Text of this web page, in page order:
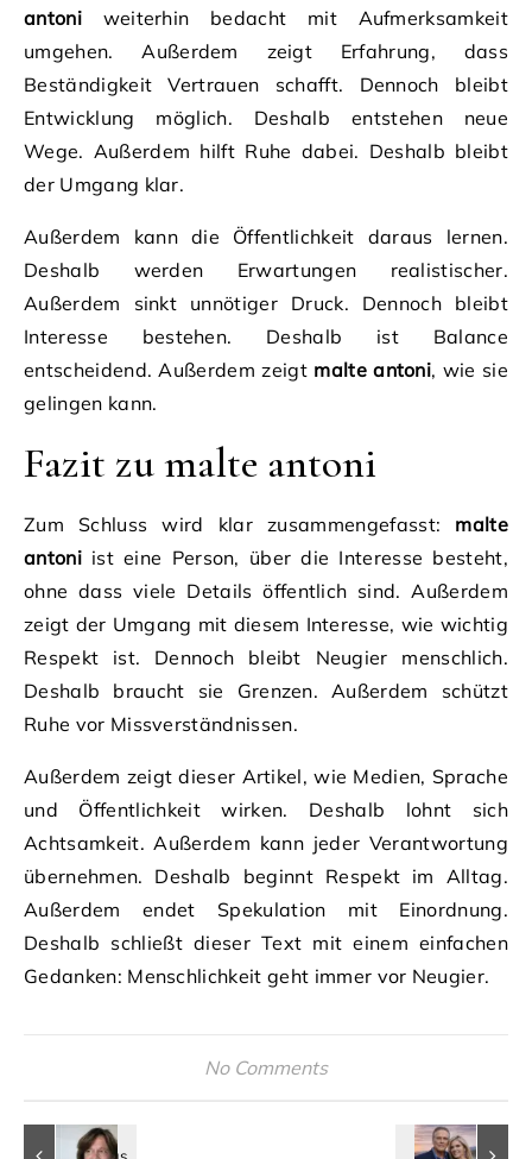
antoniweiterhin bedacht mit Aufmerksamkeit
umgehen. Außerdem zeigt Erfahrung, dass
Beständigkeit Vertrauen schafft. Dennoch bleibt
Entwicklung möglich. Deshalb entstehen neue
Wege. Außerdem hilft Ruhe dabei. Deshalb bleibt
der Umgang klar.
Außerdem kann die Öffentlichkeit daraus lernen.
Deshalb werden Erwartungen realistischer.
Außerdem sinkt unnötiger Druck. Dennoch bleibt
Interesse bestehen. Deshalb ist Balance
entscheidend. Außerdem zeigt malte antoni, wie sie
gelingen kann.
Fazit zu malte antoni
Zum Schluss wird klar zusammengefasst: malte
antoniist eine Person, über die Interesse besteht,
ohne dass viele Details öffentlich sind. Außerdem
zeigt der Umgang mit diesem Interesse, wie wichtig
Respekt ist. Dennoch bleibt Neugier menschlich.
Deshalb braucht sie Grenzen. Außerdem schützt
Ruhe vor Missverständnissen.
Außerdem zeigt dieser Artikel, wie Medien, Sprache
und Öffentlichkeit wirken. Deshalb lohnt sich
Achtsamkeit. Außerdem kann jeder Verantwortung
übernehmen. Deshalb beginnt Respekt im Alltag.
Außerdem endet Spekulation mit Einordnung.
Deshalb schließt dieser Text mit einem einfachen
Gedanken: Menschlichkeit geht immer vor Neugier.
No Comments